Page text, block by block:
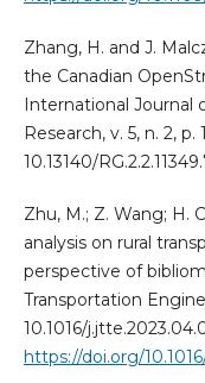
Zhang, H. and J.
the Canadian
International Journal
Research, v. 5, n. 2, p.
10.13140/
Zhu, M.; Z. Wang; H.
analysis on rural
perspective of
Transportation
10.1016/
https://doi.org/